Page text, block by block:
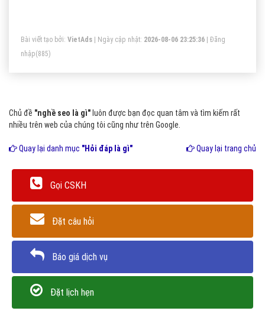
Bài viết tạo bởi: VietAds | Ngày cập nhật: 2026-08-06 23:25:36
Đăng
nhập(885)
Chủ đề "nghề seo là gì" luôn được bạn đọc quan tâm và tìm kiếm rất
nhiều trên web của chúng tôi cũng như trên Google.
Quay lại danh mục "Hỏi đáp là gì" Quay lại trang chủ
Gọi CSKH
Đặt câu hỏi
Báo giá dịch vụ
Đặt lịch hẹn